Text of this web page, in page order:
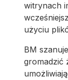
witrynach
użyciu
BM
gromadzić